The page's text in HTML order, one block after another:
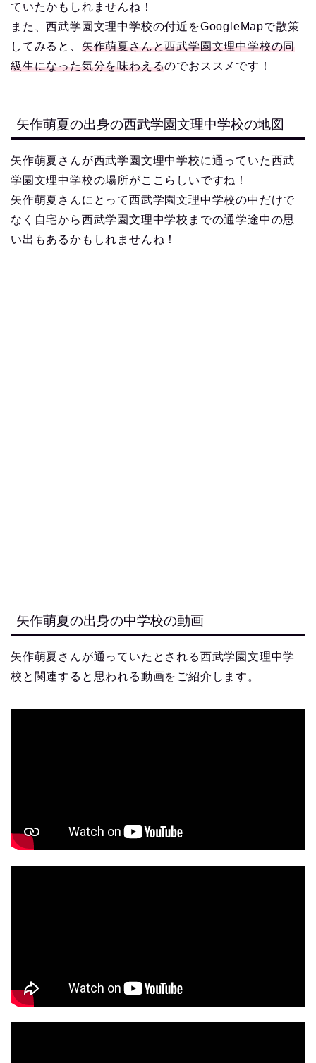
ていたかもしれませんね！
また、西武学園文理中学校の付近をGoogleMapで散策
してみると、 矢作萌夏さんと西武学園文理中学校の同
級生になった気分を味わえるのでおススメです！
矢作萌夏の出身の西武学園文理中学校の地図
矢作萌夏さんが西武学園文理中学校に通っていた西武
学園文理中学校の場所がここらしいですね！
矢作萌夏さんにとって西武学園文理中学校の中だけで
なく自宅から西武学園文理中学校までの通学途中の思
い出もあるかもしれませんね！
矢作萌夏の出身の中学校の動画
矢作萌夏さんが通っていたとされる西武学園文理中学
校と関連すると思われる動画をご紹介します。